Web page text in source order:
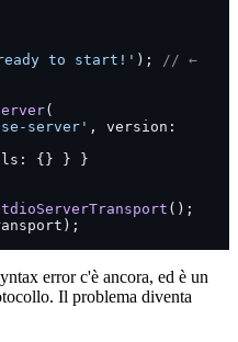
to start!' );
// ←
(
server'
{} } }
();
error c'è ancora, ed è un
Il problema diventa